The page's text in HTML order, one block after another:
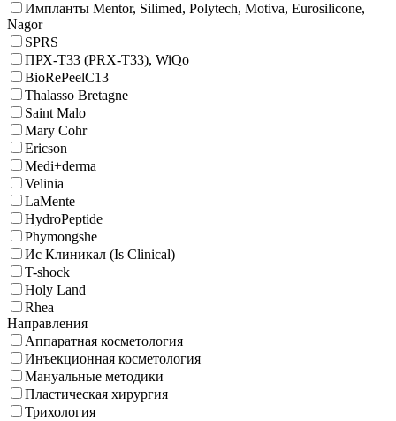
Импланты Mentor, Silimed, Polytech, Motiva, Eurosilicone,
Nagor
SPRS
ПРХ-Т33 (PRX-T33), WiQo
BioRePeelC13
Thalasso Bretagne
Saint Malo
Mary Cohr
Ericson
Medi+derma
Velinia
LaMente
HydroPeptide
Phymongshe
Ис Клиникал (Is Clinical)
T-shock
Holy Land
Rhea
Направления
Аппаратная косметология
Инъекционная косметология
Мануальные методики
Пластическая хирургия
Трихология